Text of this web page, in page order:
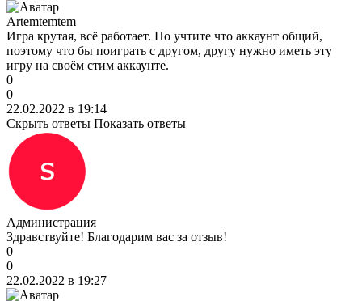
Artemtemtem
Игра крутая, всё работает. Но учтите что аккаунт общий,
поэтому что бы поиграть с другом, другу нужно иметь эту
игру на своём стим аккаунте.
0
0
22.02.2022 в 19:14
Скрыть ответы Показать ответы
Администрация
Здравствуйте! Благодарим вас за отзыв!
0
0
22.02.2022 в 19:27